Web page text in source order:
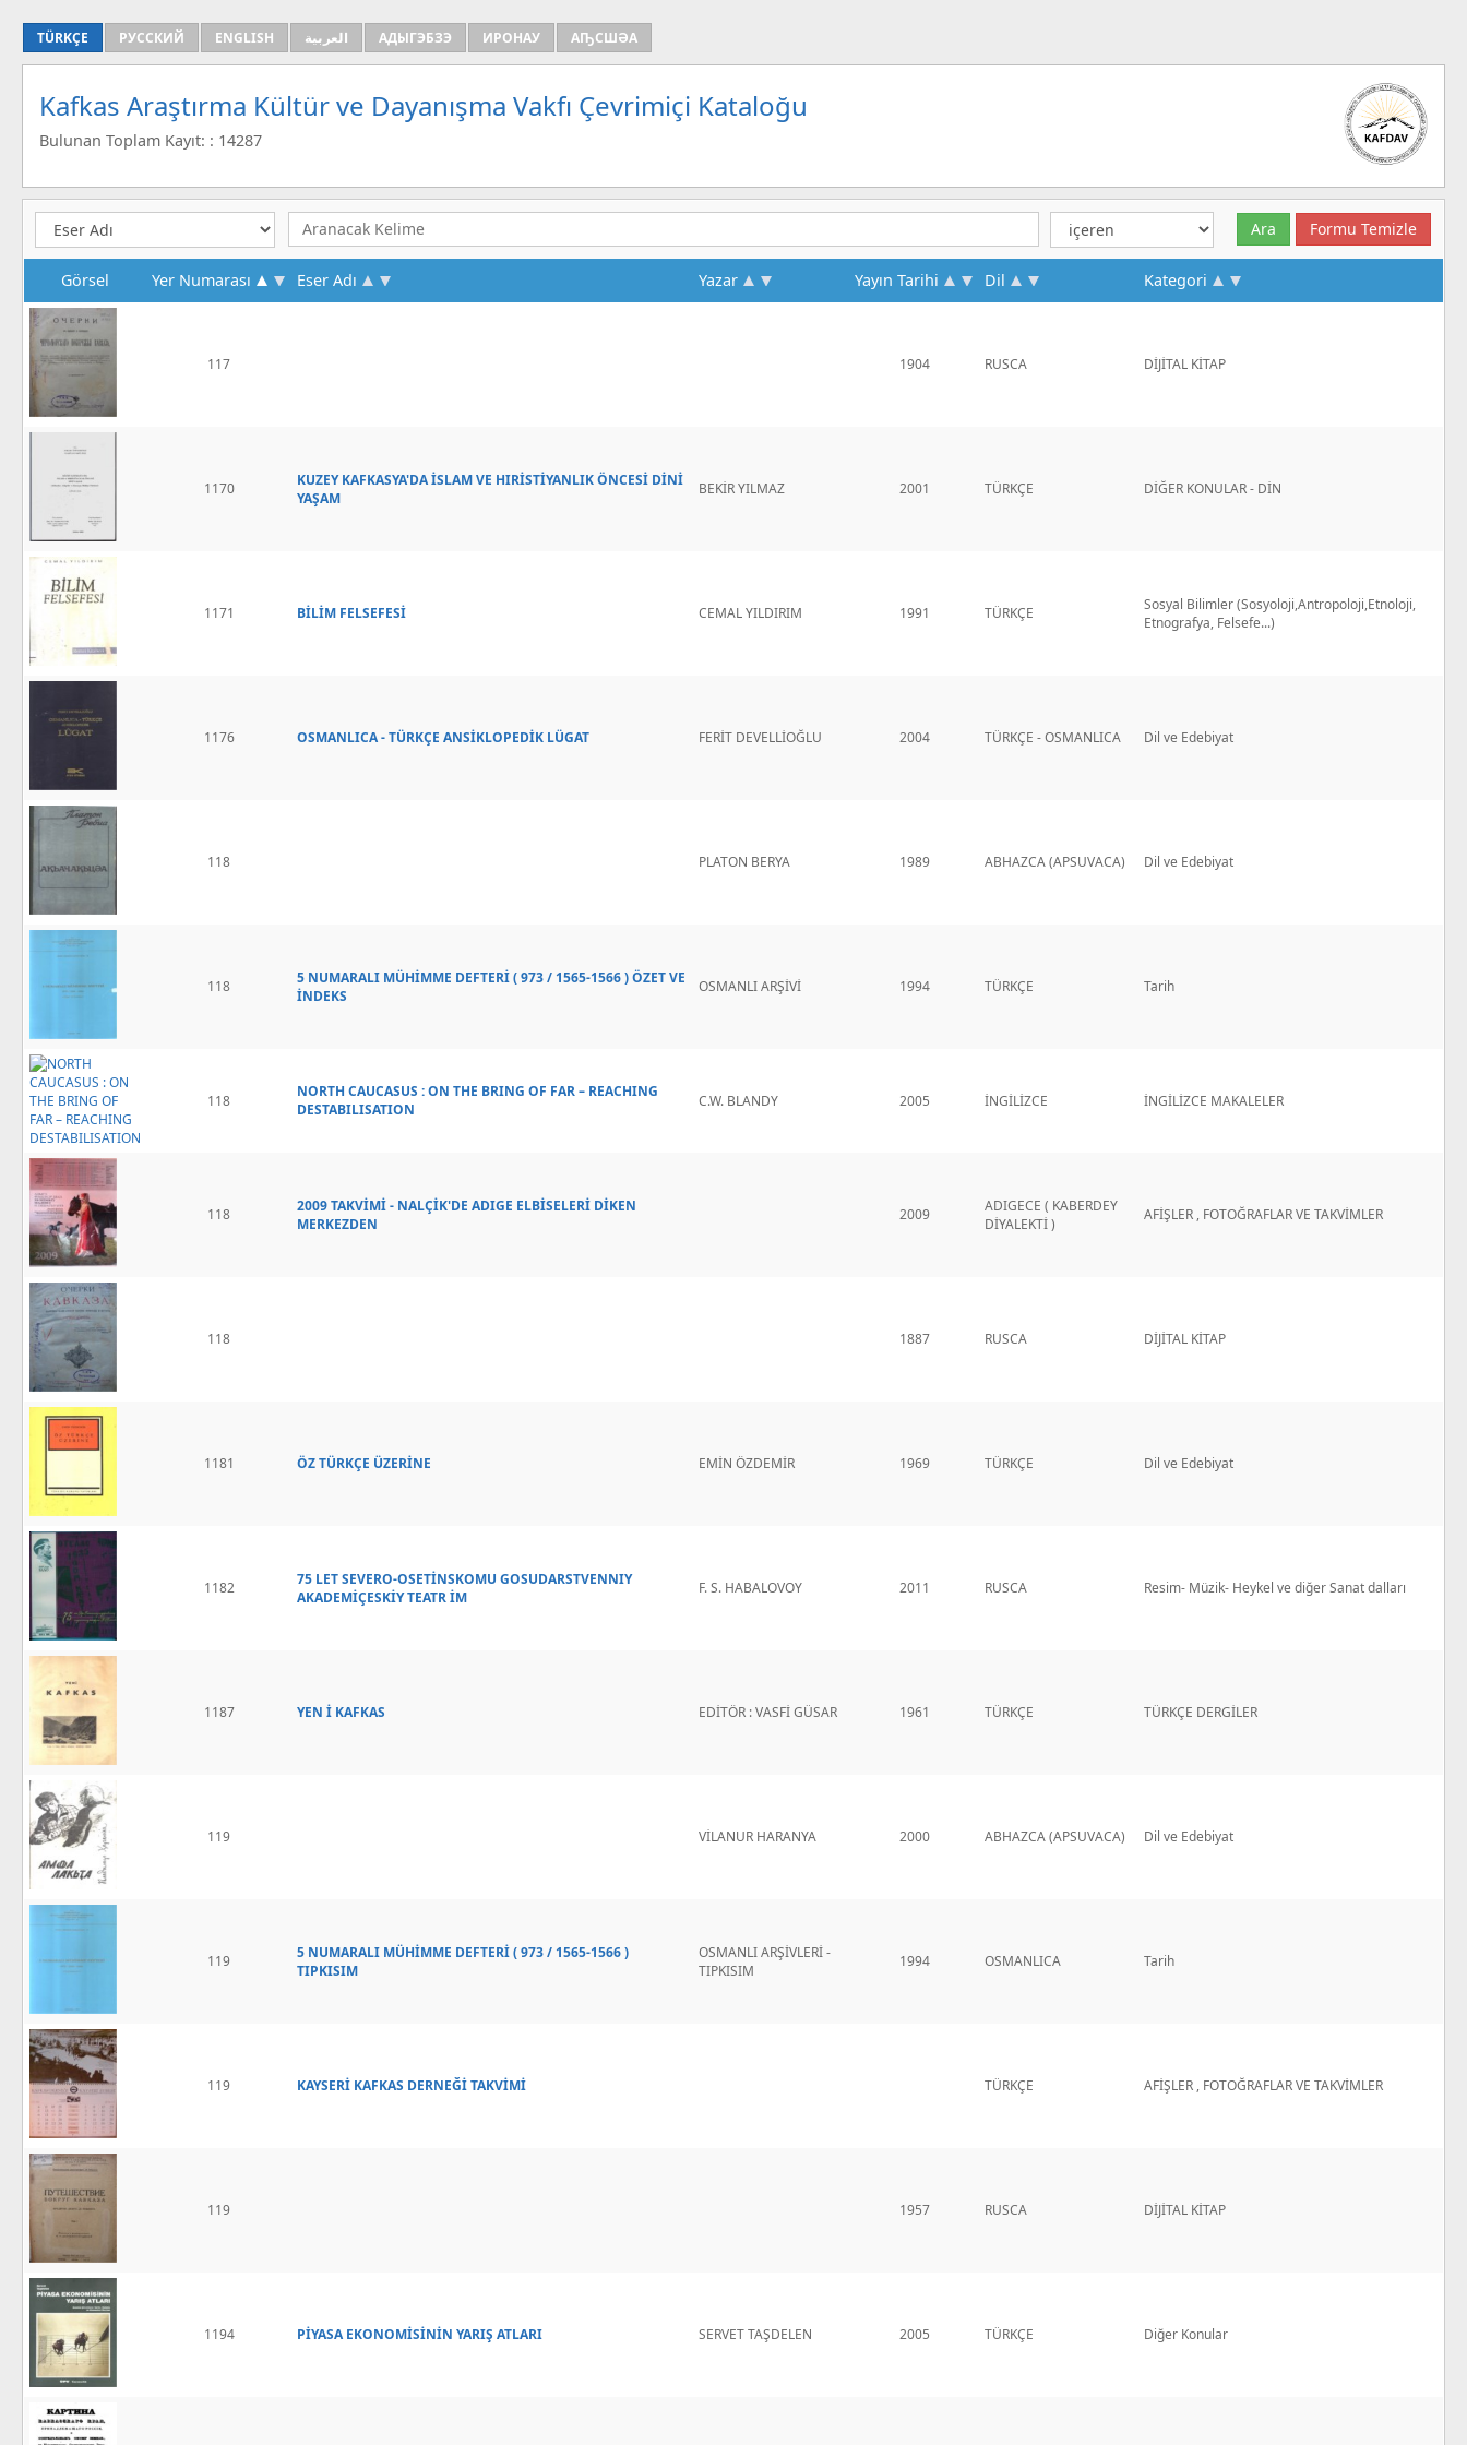
TÜRKÇE РУССКИЙ ENGLISH العربية АДЫГЭБЗЭ ИРОНАУ АҦСШӘА
Kafkas Araştırma Kültür ve Dayanışma Vakfı Çevrimiçi Kataloğu
Bulunan Toplam Kayıt: : 14287
Görsel Yer Numarası Eser Adı Yazar Yayın Tarihi Dil Kategori
117 1904 RUSCA DİJİTAL KİTAP
1170
KUZEY KAFKASYA'DA İSLAM VE HIRİSTİYANLIK ÖNCESİ DİNİ
YAŞAM
BEKİR YILMAZ 2001 TÜRKÇE DİĞER KONULAR - DİN
1171 BİLİM FELSEFESİ CEMAL YILDIRIM 1991 TÜRKÇE
Sosyal Bilimler (Sosyoloji,Antropoloji,Etnoloji,
Etnografya, Felsefe...)
1176 OSMANLICA - TÜRKÇE ANSİKLOPEDİK LÜGAT FERİT DEVELLİOĞLU 2004 TÜRKÇE - OSMANLICA Dil ve Edebiyat
118 PLATON BERYA 1989 ABHAZCA (APSUVACA) Dil ve Edebiyat
118
5 NUMARALI MÜHİMME DEFTERİ ( 973 / 1565-1566 ) ÖZET VE
İNDEKS
OSMANLI ARŞİVİ 1994 TÜRKÇE Tarih
118
NORTH CAUCASUS : ON THE BRING OF FAR – REACHING
DESTABILISATION
C.W. BLANDY 2005 İNGİLİZCE İNGİLİZCE MAKALELER
118
2009 TAKVİMİ - NALÇİK'DE ADIGE ELBİSELERİ DİKEN
MERKEZDEN
2009
ADIGECE ( KABERDEY
DİYALEKTİ )
AFİŞLER , FOTOĞRAFLAR VE TAKVİMLER
118 1887 RUSCA DİJİTAL KİTAP
1181 ÖZ TÜRKÇE ÜZERİNE EMİN ÖZDEMİR 1969 TÜRKÇE Dil ve Edebiyat
1182
75 LET SEVERO-OSETİNSKOMU GOSUDARSTVENNIY
AKADEMİÇESKİY TEATR İM
F. S. HABALOVOY 2011 RUSCA Resim- Müzik- Heykel ve diğer Sanat dalları
1187 YEN İ KAFKAS EDİTÖR : VASFİ GÜSAR 1961 TÜRKÇE TÜRKÇE DERGİLER
119 VİLANUR HARANYA 2000 ABHAZCA (APSUVACA) Dil ve Edebiyat
119
5 NUMARALI MÜHİMME DEFTERİ ( 973 / 1565-1566 )
TIPKISIM
OSMANLI ARŞİVLERİ -
TIPKISIM
1994 OSMANLICA Tarih
119 KAYSERİ KAFKAS DERNEĞİ TAKVİMİ TÜRKÇE AFİŞLER , FOTOĞRAFLAR VE TAKVİMLER
119 1957 RUSCA DİJİTAL KİTAP
1194 PİYASA EKONOMİSİNİN YARIŞ ATLARI SERVET TAŞDELEN 2005 TÜRKÇE Diğer Konular